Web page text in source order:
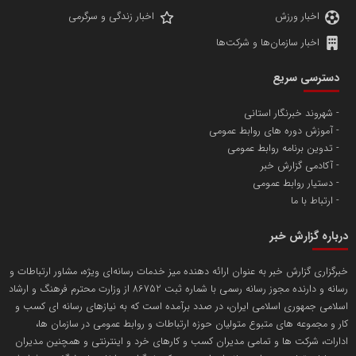
پایگاه اطلاع رسانی اعتلای نهادهای مردمی
تامین آهن اسفنجی تولیدکنندگان فولاد در کشور
تریبون
انتشار گسترده محتوا در رسانه گزارش خبر
مسعودصادقی
اخبار ورزش
اخبار زندگی و سرگرمی
اخبار سازمان‌ها و شرکت‌ها
دسترسی سریع
شهروند خبرنگار استانی
آموزش دوره های روابط عمومی
تدوین برنامه روابط عمومی
آکادمی گزارش خبر
دستیار روابط عمومی
ارتباط با ما
درباره گزارش خبر
خبرگزاری گزارش خبر به عنوان ارائه دهنده میز خدمات رسانه‌ای ویژه، مشاور ارتباطات و
رسانه و دارنده مجوز رسانه رسمی با شماره ثبت 86752 از وزارت محترم فرهنگ و ارشاد
اسلامی جمهوری اسلامی ایران، در صدد برآمده است که به نیازهای رسانه ای کسب و
کار و مجموعه های متبوع متولیان حوزه ارتباطات و روابط عمومی در سازمان ها،
ادارات، شرکت ها و تمامی مدیران کسب و کارهای خرد و اینترنتی و همچنین مدیران